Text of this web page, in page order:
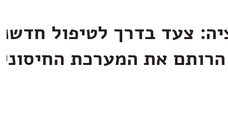
צעד בדרך לטיפול
את המערכת